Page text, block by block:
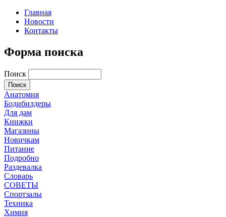
Главная
Новости
Контакты
Форма поиска
Поиск
Анатомия
Бодибилдеры
Для дам
Книжки
Магазины
Новичкам
Питание
Подробно
Раздевалка
Словарь
СОВЕТЫ
Спортзалы
Техника
Химия